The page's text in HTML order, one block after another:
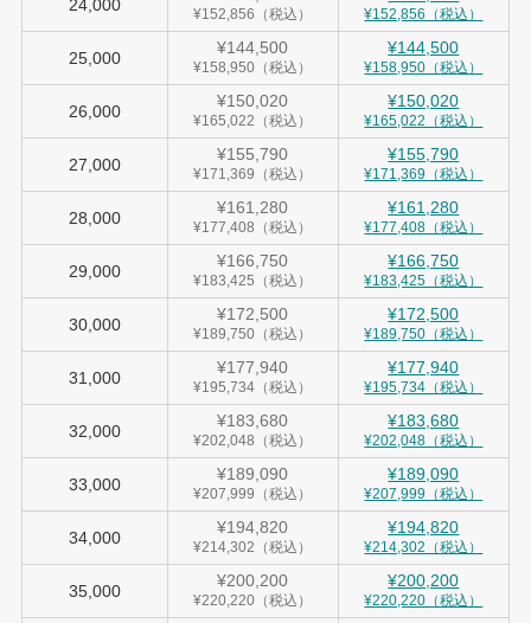
24,000 ¥152,856（税込） ¥152,856（税込）
25,000
¥144,500
¥158,950（税込）
¥144,500
¥158,950（税込）
26,000
¥150,020
¥165,022（税込）
¥150,020
¥165,022（税込）
27,000
¥155,790
¥171,369（税込）
¥155,790
¥171,369（税込）
28,000
¥161,280
¥177,408（税込）
¥161,280
¥177,408（税込）
29,000
¥166,750
¥183,425（税込）
¥166,750
¥183,425（税込）
30,000
¥172,500
¥189,750（税込）
¥172,500
¥189,750（税込）
31,000
¥177,940
¥195,734（税込）
¥177,940
¥195,734（税込）
32,000
¥183,680
¥202,048（税込）
¥183,680
¥202,048（税込）
33,000
¥189,090
¥207,999（税込）
¥189,090
¥207,999（税込）
34,000
¥194,820
¥214,302（税込）
¥194,820
¥214,302（税込）
35,000
¥200,200
¥220,220（税込）
¥200,200
¥220,220（税込）